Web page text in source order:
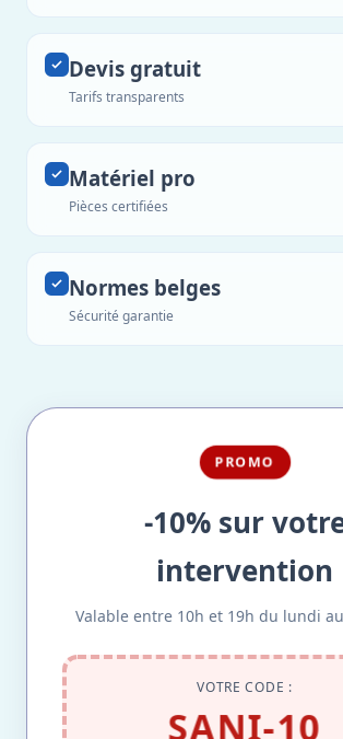
Devis gratuit
Tarifs transparents
Matériel pro
Pièces certifiées
Normes belges
Sécurité garantie
PROMO
-10% sur
intervention
Valable entre 10h et 19h du lundi
VOTRE CODE :
SANI-10